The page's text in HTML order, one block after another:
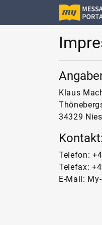
Klaus
34329
Telefon:
Telefax:
E-Mail: